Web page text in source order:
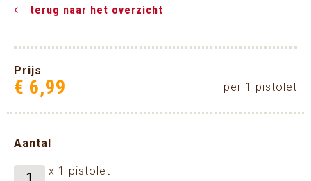
terug naar het overzicht
Prijs
€ 6,99 per 1 pistolet
Aantal
x 1 pistolet